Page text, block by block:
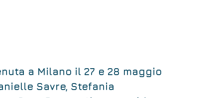
a Milano il 27 e 28 maggio
Savre, Stefania